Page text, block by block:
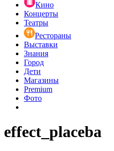
Кино
Концерты
Театры
Рестораны
Выставки
Знания
Город
Дети
Магазины
Premium
Фото
effect_placeba